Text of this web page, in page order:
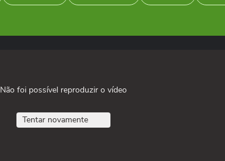
Não foi possível reproduzir o vídeo
Tentar novamente